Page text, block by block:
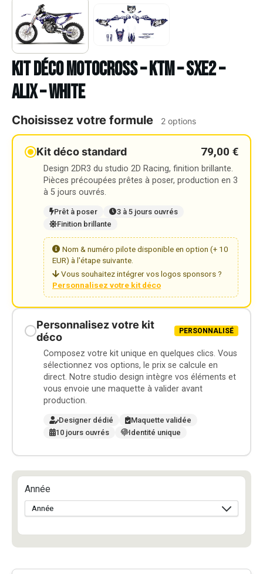
Kit déco Motocross – KTM – SXE2 –
ALIX – WHITE
Choisissez votre formule 2 options
Kit déco standard 79,00 €
Design 2DR3 du studio 2D Racing, finition brillante.
Pièces précoupées prêtes à poser, production en 3
à 5 jours ouvrés.
Prêt à poser
3 à 5 jours ouvrés
Finition brillante
Nom & numéro pilote disponible en option (+ 10
EUR) à l'étape suivante.
Vous souhaitez intégrer vos logos sponsors ?
Personnalisez votre kit déco
Personnalisez votre kit
déco
PERSONNALISÉ
Composez votre kit unique en quelques clics. Vous
sélectionnez vos options, le prix se calcule en
direct. Notre studio design intègre vos éléments et
vous envoie une maquette à valider avant
production.
Designer dédié
Maquette validée
10 jours ouvrés
Identité unique
Année